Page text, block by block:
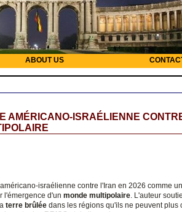
ABOUT US
AMÉRICANO-ISRAÉLIENNE
israélienne contre l'Iran en 2026 comme
l'émergence d'un monde multipolaire. L'auteur
terre brûlée dans les régions qu'ils ne peuvent plus